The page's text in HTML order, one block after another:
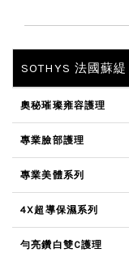
SOTHYS 法國蘇緹
奧秘璀璨雍容護理
專業臉部護理
專業美體系列
4X超導保濕系列
勻亮鑽白雙C護理